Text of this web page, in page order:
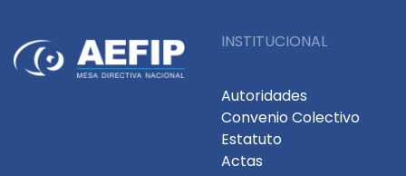
INSTITUCIONAL
Autoridades
Convenio Colectivo
Estatuto
Actas